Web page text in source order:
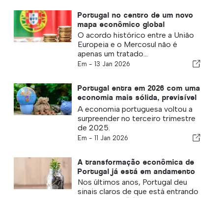
Portugal no centro de um novo
mapa econômico global
O acordo histórico entre a União
Europeia e o Mercosul não é
apenas um tratado...
Em - 13 Jan 2026
Portugal entra em 2026 com uma
economia mais sólida, previsível
e atraente
A economia portuguesa voltou a
surpreender no terceiro trimestre
de 2025.
Em - 11 Jan 2026
A transformação econômica de
Portugal já está em andamento
Nos últimos anos, Portugal deu
sinais claros de que está entrando